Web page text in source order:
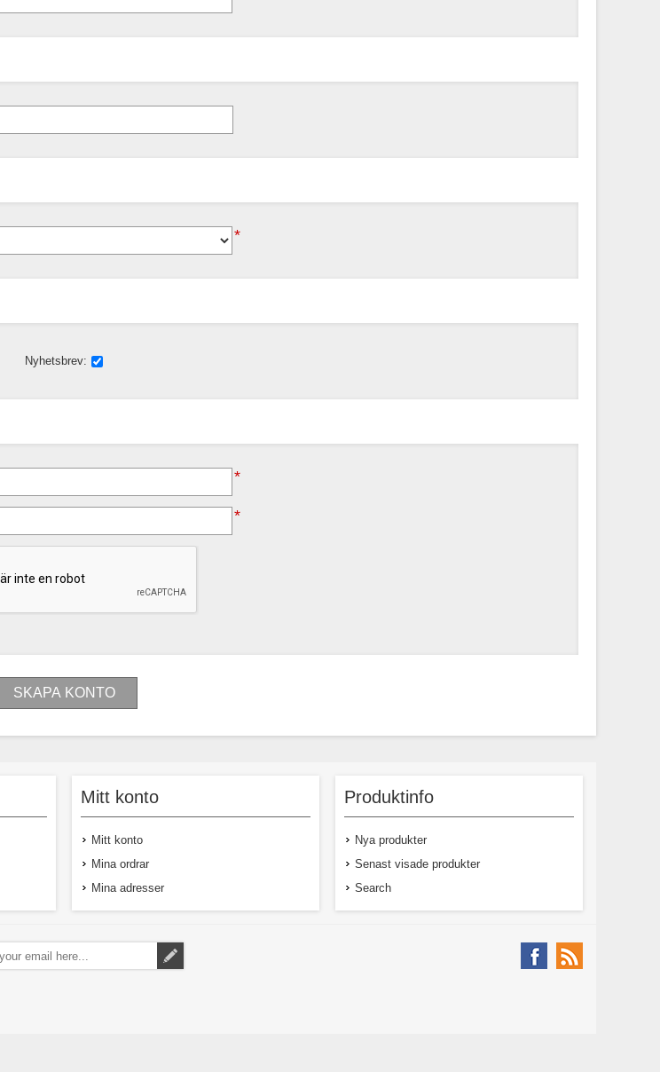
*
Nyhetsbrev:
*
*
Mitt konto
Mitt konto
Mina ordrar
Mina adresser
Produktinfo
Nya produkter
Senast visade produkter
Search